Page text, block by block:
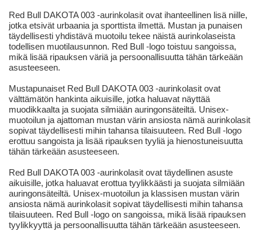
Red Bull DAKOTA 003 -aurinkolasit ovat ihanteellinen lisä niille,
jotka etsivät urbaania ja sporttista ilmettä. Mustan ja punaisen
täydellisesti yhdistävä muotoilu tekee näistä aurinkolaseista
todellisen muotilausunnon. Red Bull -logo toistuu sangoissa,
mikä lisää ripauksen väriä ja persoonallisuutta tähän tärkeään
asusteeseen.
Mustapunaiset Red Bull DAKOTA 003 -aurinkolasit ovat
välttämätön hankinta aikuisille, jotka haluavat näyttää
muodikkaalta ja suojata silmiään auringonsäteiltä. Unisex-
muotoilun ja ajattoman mustan värin ansiosta nämä aurinkolasit
sopivat täydellisesti mihin tahansa tilaisuuteen. Red Bull -logo
erottuu sangoista ja lisää ripauksen tyyliä ja hienostuneisuutta
tähän tärkeään asusteeseen.
Red Bull DAKOTA 003 -aurinkolasit ovat täydellinen asuste
aikuisille, jotka haluavat erottua tyylikkäästi ja suojata silmiään
auringonsäteiltä. Unisex-muotoilun ja klassisen mustan värin
ansiosta nämä aurinkolasit sopivat täydellisesti mihin tahansa
tilaisuuteen. Red Bull -logo on sangoissa, mikä lisää ripauksen
tyylikkyyttä ja persoonallisuutta tähän tärkeään asusteeseen.